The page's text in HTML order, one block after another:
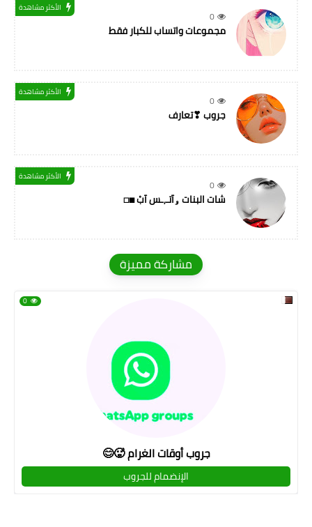
0
الأكثر مشاهدة
مجموعات واتساب للكبار فقط
0
الأكثر مشاهدة
جروب ❣تعارف
0
الأكثر مشاهدة
شات البنات ۅآتـ,ـس آبْ ◼◻
مشاركة مميزة
جروب أوقات الغرام 🥵😊
0
الإنضمام للجروب